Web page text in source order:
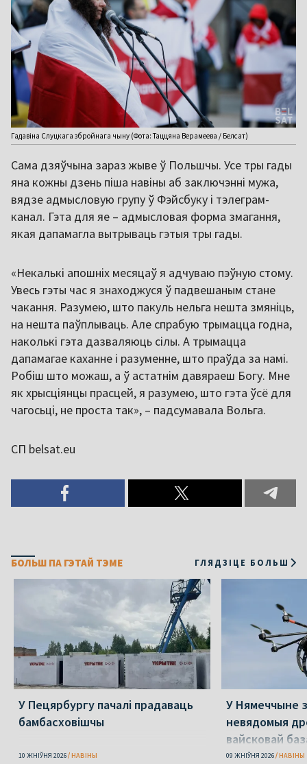
Гадавіна Слуцкага збройнага чыну (Фота: Таццяна Верамеева / Белсат)
Сама дзяўчына зараз жыве ў Польшчы. Усе тры гады
яна кожны дзень піша навіны аб заключэнні мужа,
вядзе адмысловую групу ў Фэйсбуку і тэлеграм-
канал. Гэта для яе – адмысловая форма змагання,
якая дапамагла вытрываць гэтыя тры гады.
«Некалькі апошніх месяцаў я адчуваю пэўную стому.
Увесь гэты час я знаходжуся ў падвешаным стане
чакання. Разумею, што пакуль нельга нешта змяніць,
на нешта паўплываць. Але спрабую трымацца годна,
наколькі гэта дазваляюць сілы. А трымацца
дапамагае каханне і разуменне, што праўда за намі.
Робіш што можаш, а ў астатнім давяраеш Богу. Мне
як хрысціянцы прасцей, я разумею, што гэта ўсё для
чагосьці, не проста так», – падсумавала Вольга.
СП belsat.eu
БОЛЬШ ПА ГЭТАЙ ТЭМЕ ГЛЯДЗІЦЕ БОЛЬШ
У Пецярбургу пачалі прадаваць
бамбасховішчы
10 ЖНІЎНЯ 2026 НАВІНЫ
У Нямеччыне
невядомыя
вайсковай
09 ЖНІЎНЯ 2026 НАВІНЫ